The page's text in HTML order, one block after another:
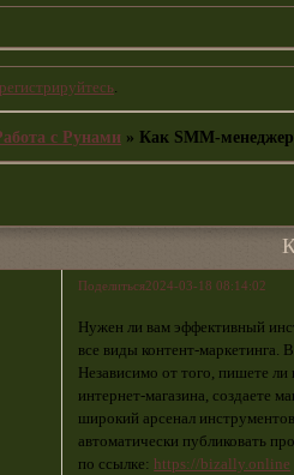
с Рунами »Как SMM-
Поделиться2024-03-18 08:14:02
Нужен ли вам эффективный
все виды контент-маркетинга.
Независимо от того, пишете ли
интернет-магазина, создаете
широкий арсенал
автоматически публиковать
по ссылке: https://bizally.online